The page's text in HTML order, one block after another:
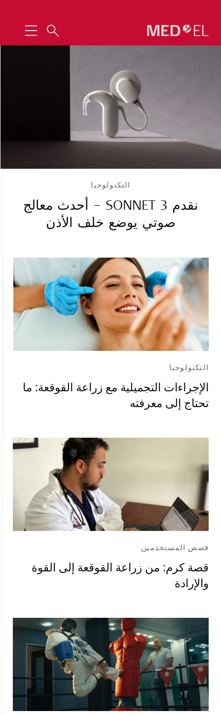
التكنولوجيا
نقدم SONNET 3 – أحدث معالج
صوتي يوضع خلف الأذن
التكنولوجيا
الإجراءات التجميلية مع زراعة القوقعة: ما
تحتاج إلى معرفته
قصص المستخدمين
قصة كرم: من زراعة القوقعة إلى القوة
والإرادة